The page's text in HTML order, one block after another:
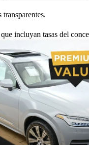
incluyan tasas del